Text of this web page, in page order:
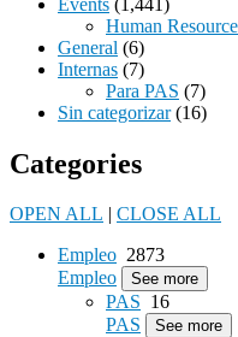
Human
General (6)
Internas (7)
Para PAS (7)
Sin categorizar(16)
Categories
OPEN ALL | CLOSE ALL
Empleo 2873
Empleo
See more
PAS 16
PAS
See more